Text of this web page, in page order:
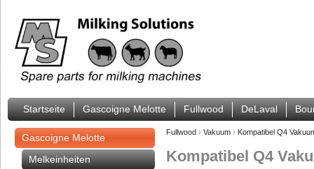
Startseite Gascoigne Melotte Fullwood DeLaval
Gascoigne Melotte
Melkeinheiten
Fullwood › Vakuum › Kompatibel Q4
Kompatibel Q4